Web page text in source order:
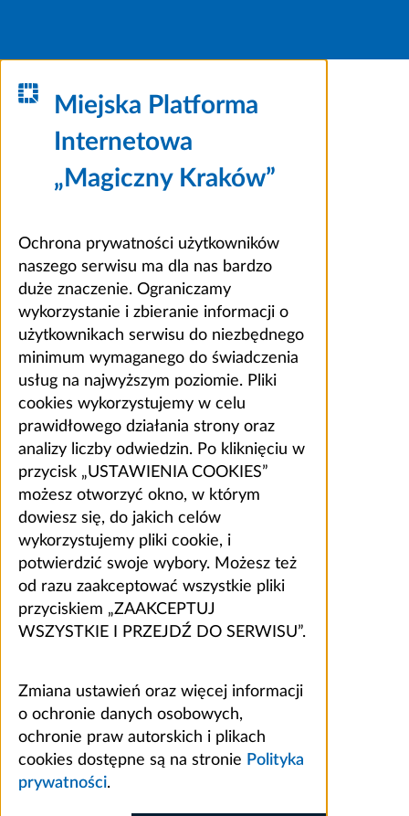
Miejska Platforma
Internetowa
„Magiczny Kraków”
Ochrona prywatności użytkowników
naszego serwisu ma dla nas bardzo
duże znaczenie. Ograniczamy
wykorzystanie i zbieranie informacji o
użytkownikach serwisu do niezbędnego
minimum wymaganego do świadczenia
usług na najwyższym poziomie. Pliki
cookies wykorzystujemy w celu
prawidłowego działania strony oraz
analizy liczby odwiedzin. Po kliknięciu w
przycisk „USTAWIENIA COOKIES”
możesz otworzyć okno, w którym
dowiesz się, do jakich celów
wykorzystujemy pliki cookie, i
potwierdzić swoje wybory. Możesz też
od razu zaakceptować wszystkie pliki
przyciskiem „ZAAKCEPTUJ
WSZYSTKIE I PRZEJDŹ DO SERWISU”.
Zmiana ustawień oraz więcej informacji
o ochronie danych osobowych,
ochronie praw autorskich i plikach
cookies dostępne są na stronie Polityka
prywatności.